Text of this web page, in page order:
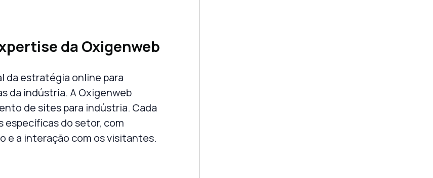
da Oxigenweb
da estratégia online para
da indústria. A Oxigenweb
desites para indústria. Cada
do setor, com
e a interação com os visitantes.